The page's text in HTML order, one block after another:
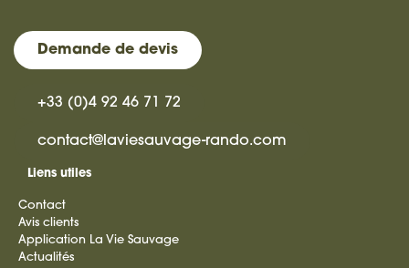
Demande de devis
+33 (0)4 92 46 71 72
contact@laviesauvage-rando.com
Liens utiles
Contact
Avis clients
Application La Vie Sauvage
Actualités